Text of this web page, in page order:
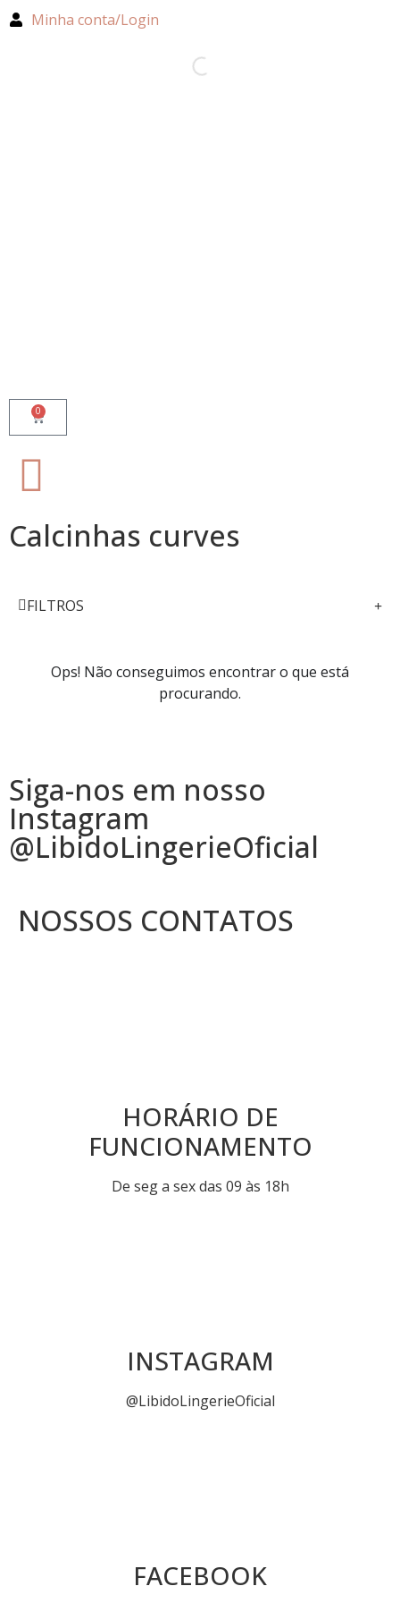
Minha conta/Login
0
Calcinhas curves
FILTROS
Ops! Não conseguimos encontrar o que está
procurando.
Siga-nos em nosso
Instagram
@LibidoLingerieOficial
NOSSOS CONTATOS
HORÁRIO DE
FUNCIONAMENTO
De seg a sex das 09 às 18h
INSTAGRAM
@LibidoLingerieOficial
FACEBOOK